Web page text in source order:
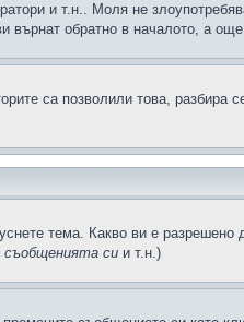
и т.н.. Моля не
обратно в началото, а
са позволили това, разбира
тема. Какво ви е
съобщенията си и т.н.)